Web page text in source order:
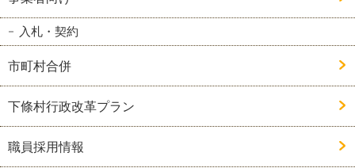
入札・契約
市町村合併
下條村行政改革プラン
職員採用情報